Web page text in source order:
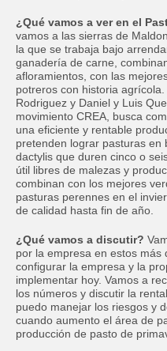
¿Qué vamos a ver en el
vamos a las sierras de
la que se trabaja bajo
ganadería de carne,
afloramientos, con las
potreros con historia
Rodriguez y Daniel y Luis
movimiento CREA, busca
una eficiente y rentable
pretenden lograr pasturas en
dactylis que duren cinco o
útil libres de malezas y
combinan con los mejores
pasturas perennes en el
de calidad hasta fin de año.
¿Qué vamos a discutir?
por la empresa en estos más
configurar la empresa y la
implementar hoy. Vamos a
los números y discutir la
puedo manejar los riesgos y
cuando aumento el área de
producción de pasto de